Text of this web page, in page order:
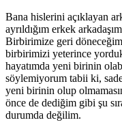
Bana hislerini açıklayan
ayrıldığım erkek
Birbirimize geri
birbirimizi yeterince
hayatımda yeni birinin
söylemiyorum tabii ki,
yeni birinin olup
önce de dediğim gibi şu
durumda değilim.